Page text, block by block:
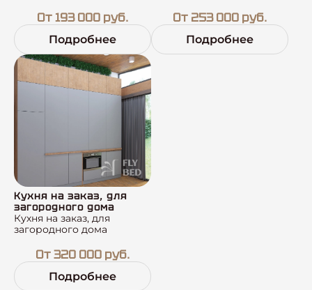
От 193 000 руб.
Подробнее
От 253 000 руб.
Подробнее
Кухня на заказ, для
загородного дома
Кухня на заказ, для
загородного дома
От 320 000 руб.
Подробнее